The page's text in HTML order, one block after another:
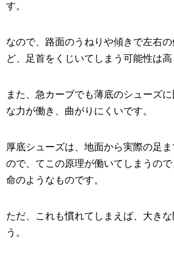
す。
なので、路面のうねりや傾きで左右
ど、足首をくじいてしまう可能性は高
また、急カーブでも薄底のシューズ
な力が働き、曲がりにくいです。
厚底シューズは、地面から実際の足
ので、てこの原理が働いてしまうの
命のようなものです。
ただ、これも慣れてしまえば、大き
う。